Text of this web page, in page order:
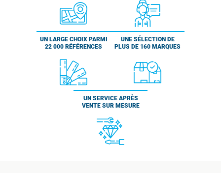
UN LARGE CHOIX PARMI
22 000 RÉFÉRENCES
UNE SÉLECTION DE
PLUS DE 160 MARQUES
UN SERVICE APRÈS
VENTE SUR MESURE